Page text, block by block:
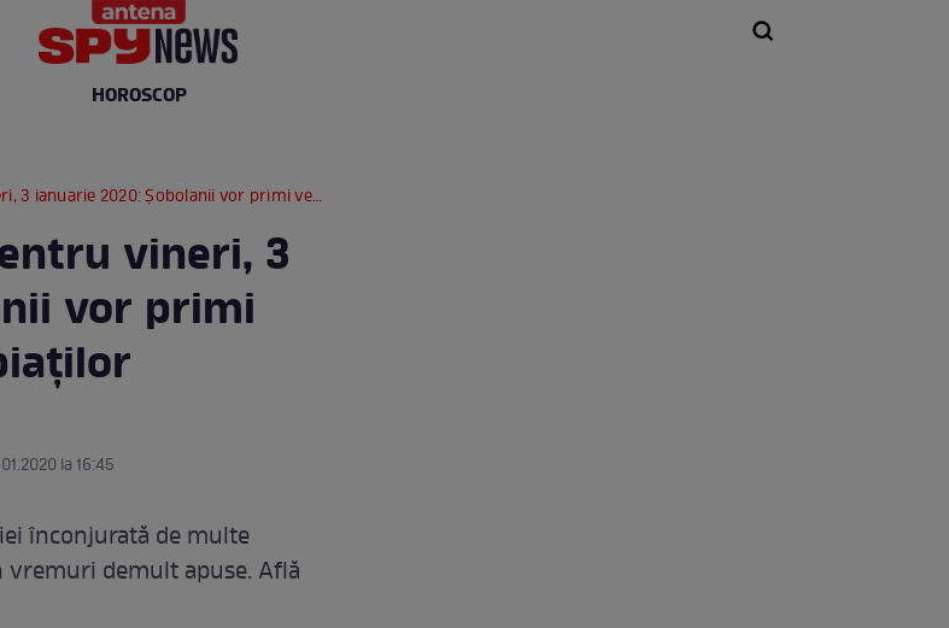
HOROSCOP
2020: Șobolanii vor primi vești din partea apropiaților
vineri, 3
vor primi
la 16:45
înconjurată de multe
demult apuse. Află